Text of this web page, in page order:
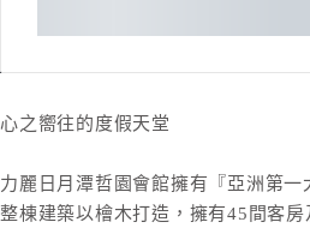
心之嚮往的度假天堂
力麗日月潭哲園會館擁有『亞洲第一
整棟建築以檜木打造，擁有45間客房